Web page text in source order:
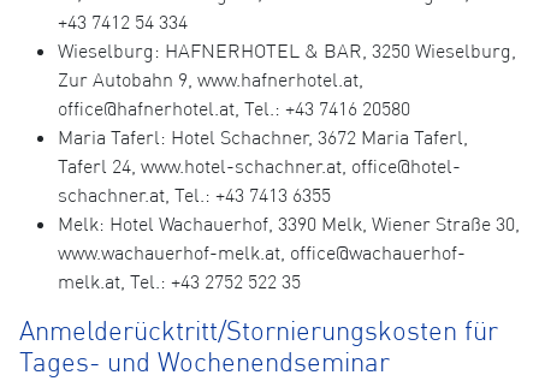
+43 7412 54 334
Wieselburg: HAFNERHOTEL & BAR, 3250 Wieselburg,
Zur Autobahn 9, www.hafnerhotel.at,
office@hafnerhotel.at, Tel.: +43 7416 20580
Maria Taferl: Hotel Schachner, 3672 Maria Taferl,
Taferl 24, www.hotel-schachner.at, office@hotel-
schachner.at, Tel.: +43 7413 6355
Melk: Hotel Wachauerhof, 3390 Melk, Wiener Straße 30,
www.wachauerhof-melk.at, office@wachauerhof-
melk.at, Tel.: +43 2752 522 35
Anmelderücktritt/Stornierungskosten für
Tages- und Wochenendseminar